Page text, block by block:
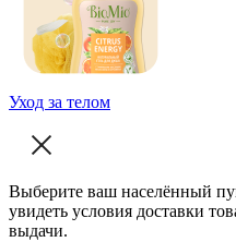
Уход за телом
Выберите ваш населённый
увидеть условия доставки
выдачи.